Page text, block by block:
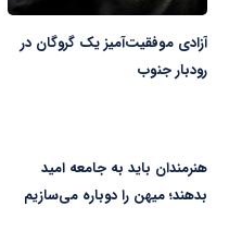
آزادی موفقیت‌آمیز یک گروگان در
رودبار جنوب
هنرمندان باید به جامعه امید
بدهند؛ میهن را دوباره می‌سازیم